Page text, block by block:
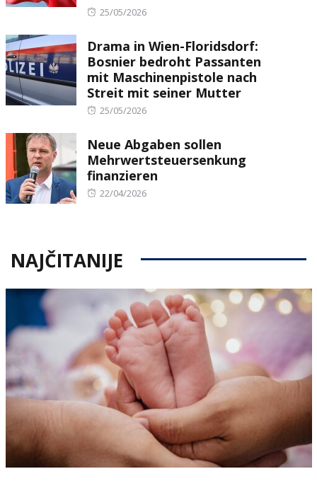
Posted
25/05/2026
Drama in Wien-Floridsdorf:
Bosnier bedroht Passanten
mit Maschinenpistole nach
Streit mit seiner Mutter
Posted
25/05/2026
Neue Abgaben sollen
Mehrwertsteuersenkung
finanzieren
Posted
22/04/2026
NAJČITANIJE